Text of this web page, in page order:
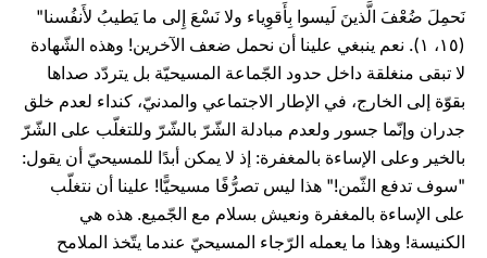
نَحمِلَ ضُعْفَ الَّذينَ لَيسوا بِأَقوِياء ولا نَسْعَ إِلى ما يَطيبُ لأَنفُسنا"
(١٥، ١). نعم ينبغي علينا أن نحمل ضعف الآخرين! وهذه الشّهادة
لا تبقى منغلقة داخل حدود الجّماعة المسيحيّة بل يتردّد صداها
بقوّة إلى الخارج، في الإطار الاجتماعي والمدنيّ، كنداء لعدم خلق
جدران وإنّما جسور ولعدم مبادلة الشّرّ بالشّرّ وللتغلّب على الشّرّ
بالخير وعلى الإساءة بالمغفرة: إذ لا يمكن أبدًا للمسيحيّ أن يقول:
"سوف تدفع الثّمن!" هذا ليس تصرُّفًا مسيحيًّا! علينا أن نتغلّب
على الإساءة بالمغفرة ونعيش بسلام مع الجّميع. هذه هي
الكنيسة! وهذا ما يعمله الرّجاء المسيحيّ عندما يتّخذ الملامح